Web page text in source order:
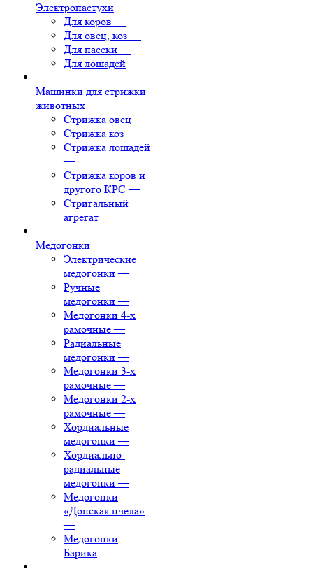
Электропастухи
Для коров —
Для овец, коз —
Для пасеки —
Для лошадей
Машинки для стрижки
животных
Стрижка овец —
Стрижка коз —
Стрижка лошадей
—
Стрижка коров и
другого КРС —
Стригальный
агрегат
Медогонки
Электрические
медогонки —
Ручные
медогонки —
Медогонки 4-х
рамочные —
Радиальные
медогонки —
Медогонки 3-х
рамочные —
Медогонки 2-х
рамочные —
Хордиальные
медогонки —
Хордиально-
радиальные
медогонки —
Медогонки
«Донская пчела»
—
Медогонки
Барика